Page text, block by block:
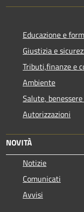
Educazione e
Giustizia e
Tributi,finanze e
Ambiente
Salute,
Autorizzazioni
NOVITÀ
Notizie
Comunicati
Avvisi